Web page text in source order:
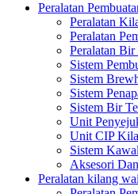
Peralatan
Peralatan
Peralatan
Peralatan
Sistem
Sistem
Sistem
Sistem Bir
Unit
Unit CIP
Sistem
Aksesori
Peralatan kilang